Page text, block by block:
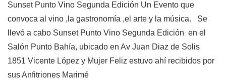
Sunset Punto Vino Segunda Edición Un Evento que
convoca al vino ,la gastronomía ,el arte y la música. Se
llevó a cabo Sunset Punto Vino Segunda Edición en el
Salón Punto Bahía, ubicado en Av Juan Diaz de Solis
1851 Vicente López y Mujer Feliz estuvo ahí recibidos por
sus Anfitriones Marimé